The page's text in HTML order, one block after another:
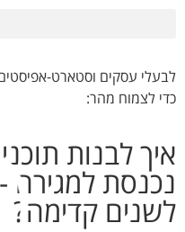
לבעלי עסקים וסטארט-אפיסטים
כדי לצמוח מהר:
איך לבנות
נכנסת למגירה -
לשנים קדימה?